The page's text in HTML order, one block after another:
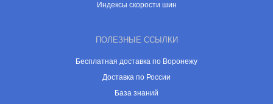
Индексы скорости шин
ПОЛЕЗНЫЕ ССЫЛКИ
Бесплатная доставка по Воронежу
Доставка по России
База знаний